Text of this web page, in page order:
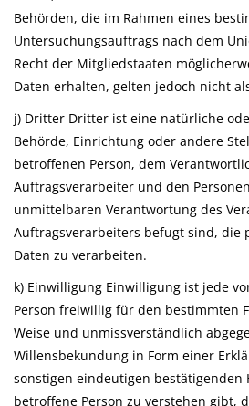
Behörden, die im Rahmen eines
Untersuchungsauftrags nach dem
Recht der Mitgliedstaaten
Daten erhalten, gelten jedoch nicht
j) Dritter Dritter ist eine natürliche
Behörde, Einrichtung oder andere
betroffenen Person, dem
Auftragsverarbeiter und den
unmittelbaren Verantwortung des
Auftragsverarbeiters befugt sind, die
Daten zu verarbeiten.
k) Einwilligung Einwilligung ist jede
Person freiwillig für den bestimmten
Weise und unmissverständlich
Willensbekundung in Form einer
sonstigen eindeutigen
betroffene Person zu verstehen gibt,